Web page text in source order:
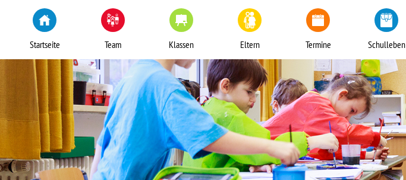
Startseite Team Klassen Eltern Termine Schulleben